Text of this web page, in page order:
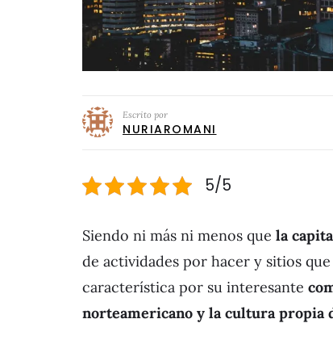
Escrito por
NURIAROMANI
5/5
Siendo ni más ni menos que la
de actividades por hacer y sitios
característica por su interesante
norteamericano y la cultura propia